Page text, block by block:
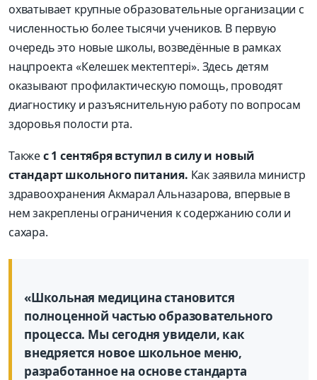
охватывает крупные образовательные организации с
численностью более тысячи учеников. В первую
очередь это новые школы, возведённые в рамках
нацпроекта «Келешек мектептері». Здесь детям
оказывают профилактическую помощь, проводят
диагностику и разъяснительную работу по вопросам
здоровья полости рта.
Такжес 1 сентября вступил в силу и новый
стандарт школьного питания. Как заявила министр
здравоохранения Акмарал Альназарова, впервые в
нем закреплены ограничения к содержанию соли и
сахара.
«Школьная медицина становится
полноценной частью образовательного
процесса. Мы сегодня увидели, как
внедряется новое школьное меню,
разработанное на основе стандарта